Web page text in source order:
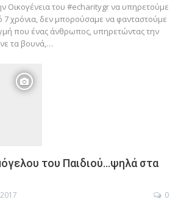
Οικογένεια του #echaritygr να υπηρετούμε
χρόνια, δεν μπορούσαμε να φανταστούμε
που ένας άνθρωπος, υπηρετώντας την
τα βουνά,…
του Παιδιού…ψηλά στα
0